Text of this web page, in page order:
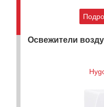
Освежители